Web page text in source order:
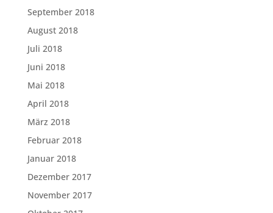
September 2018
August 2018
Juli 2018
Juni 2018
Mai 2018
April 2018
März 2018
Februar 2018
Januar 2018
Dezember 2017
November 2017